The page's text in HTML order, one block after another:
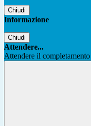
Chiudi
Informazione
Chiudi
Attendere...
Attendere il